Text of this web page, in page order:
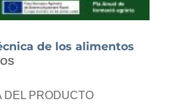
de los alimentos
DEL PRODUCTO